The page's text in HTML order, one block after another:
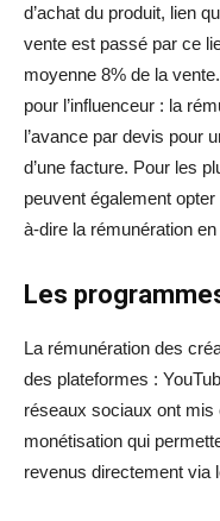
d’achat du produit, lien
vente est passé par ce
moyenne 8% de la
pour l’influenceur : la
l’avance par devis pour
d’une facture. Pour les
peuvent également opter
à-dire la rémunération
Les
La rémunération des
des plateformes :
réseaux sociaux ont
monétisation qui
revenus directement via